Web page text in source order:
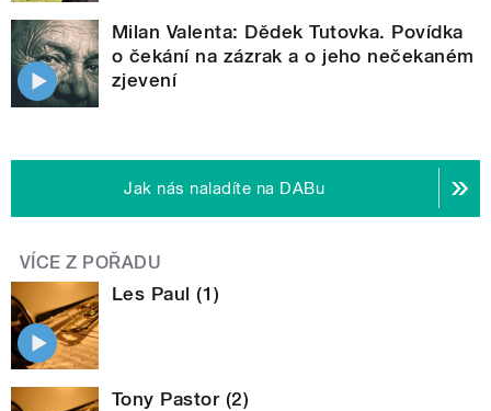
Milan Valenta: Dědek Tutovka. Povídka
o čekání na zázrak a o jeho nečekaném
zjevení
Jak nás naladíte na DABu
VÍCE Z POŘADU
Les Paul (1)
Tony Pastor (2)